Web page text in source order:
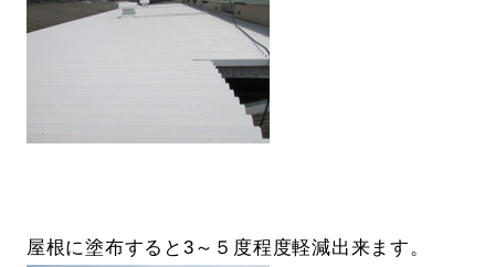
屋根に塗布すると3～５度程度軽減出来ます。